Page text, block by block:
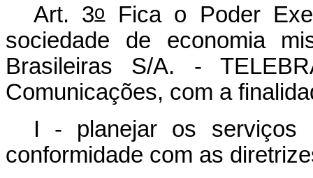
Art. 3oFica o Poder
sociedade de economia
Brasileiras S/A. -
Comunicações, com a
I - planejar os serviços
conformidade com as